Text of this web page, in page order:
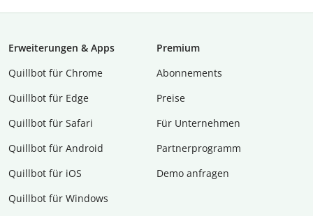
Erweiterungen & Apps
Quillbot für Chrome
Quillbot für Edge
Quillbot für Safari
Quillbot für Android
Quillbot für iOS
Quillbot für Windows
Premium
Abon­ne­ments
Preise
Für Unternehmen
Partnerprogramm
Demo anfragen